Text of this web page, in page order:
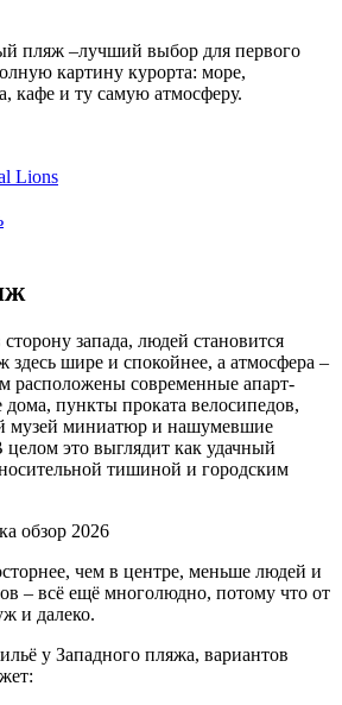
пляж –лучший выбор для первого
картину курорта: море,
кафе и ту самую атмосферу.
Lions
запада, людей становится
шире и спокойнее, а атмосфера –
расположены современные апарт-
пункты проката велосипедов,
музей миниатюр и нашумевшие
это выглядит как удачный
тишиной и городским
чем в центре, меньше людей и
– всё ещё многолюдно, потому что от
и далеко.
у Западного пляжа, вариантов